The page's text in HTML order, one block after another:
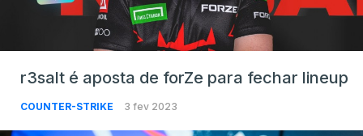
r3salt é aposta de forZe para fechar lineup
COUNTER-STRIKE 3 fev 2023